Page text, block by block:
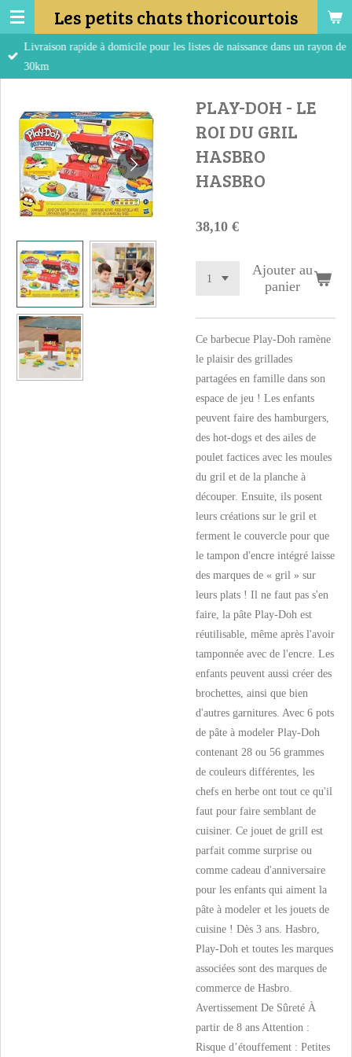
Passer
au
contenu
Les petits chats thoricourtois
Livraison rapide à domicile pour les listes de naissance dans un rayon de
30km
PLAY-DOH - LE
ROI DU GRIL
HASBRO
HASBRO
38,10 €
Ajouter au
panier
Ce barbecue Play-Doh ramène
le plaisir des grillades
partagées en famille dans son
espace de jeu ! Les enfants
peuvent faire des hamburgers,
des hot-dogs et des ailes de
poulet factices avec les moules
du gril et de la planche à
découper. Ensuite, ils posent
leurs créations sur le gril et
ferment le couvercle pour que
le tampon d'encre intégré laisse
des marques de « gril » sur
leurs plats ! Il ne faut pas s'en
faire, la pâte Play-Doh est
réutilisable, même après l'avoir
tamponnée avec de l'encre. Les
enfants peuvent aussi créer des
brochettes, ainsi que bien
d'autres garnitures. Avec 6 pots
de pâte à modeler Play-Doh
contenant 28 ou 56 grammes
de couleurs différentes, les
chefs en herbe ont tout ce qu'il
faut pour faire semblant de
cuisiner. Ce jouet de grill est
parfait comme surprise ou
comme cadeau d'anniversaire
pour les enfants qui aiment la
pâte à modeler et les jouets de
cuisine ! Dès 3 ans. Hasbro,
Play-Doh et toutes les marques
associées sont des marques de
commerce de Hasbro.
Avertissement De Sûreté À
partir de 8 ans Attention :
Risque d’étouffement : Petites